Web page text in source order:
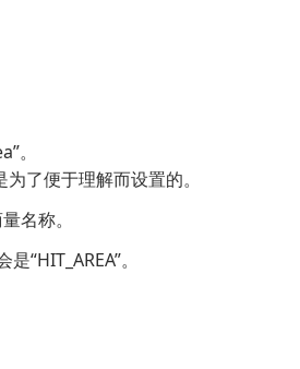
。
了便于理解而设置的。
名称。
“HIT_AREA”。